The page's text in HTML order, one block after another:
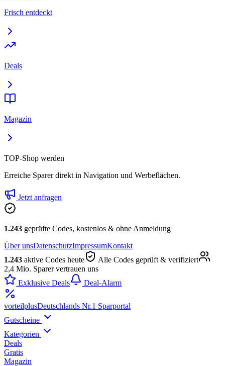
Frisch entdeckt
Deals
Magazin
TOP-Shop werden
Erreiche Sparer direkt in Navigation und Werbeflächen.
Jetzt anfragen
1.243 geprüfte Codes, kostenlos & ohne Anmeldung
Über unsDatenschutzImpressumKontakt
1.243 aktive Codes heute
Alle Codes geprüft & verifiziert
2,4 Mio. Sparer vertrauen uns
Exklusive Deals
Deal-Alarm
vorteilplusDeutschlands Nr.1 Sparportal
Gutscheine
Kategorien
Deals
Gratis
Magazin